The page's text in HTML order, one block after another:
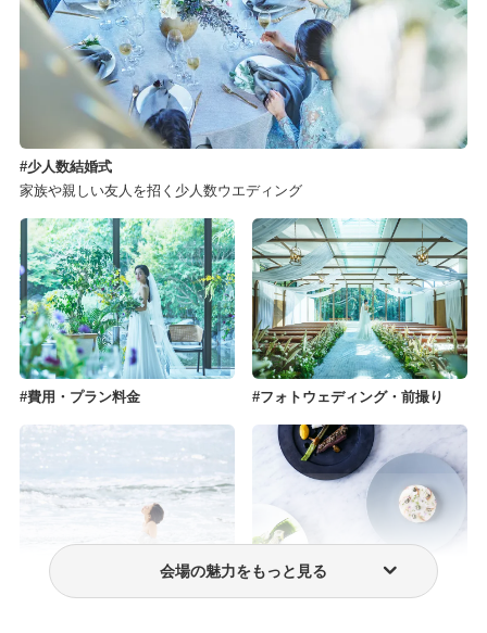
少人数結婚式
家族や親しい友人を招く少人数ウエディング
費用・プラン料金 フォトウェディング・前撮り
会場の魅力をもっと見る